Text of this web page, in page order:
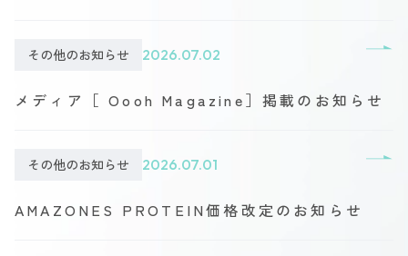
その他のお知らせ 2026.07.02
メディア［ Oooh Magazine］掲載のお知らせ
その他のお知らせ 2026.07.01
AMAZONES PROTEIN価格改定のお知らせ